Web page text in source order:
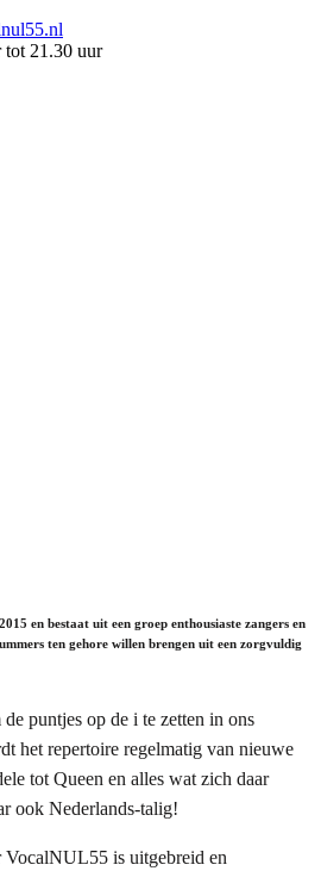
tot 21.30 uur
en bestaat uit een groep enthousiaste zangers en
ten gehore willen brengen uit een zorgvuldig
puntjes op de i te zetten in ons
het repertoire regelmatig van nieuwe
tot Queen en alles wat zich daar
ook Nederlands-talig!
is uitgebreid en